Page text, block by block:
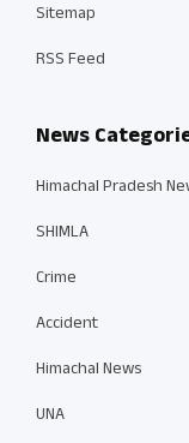
Sitemap
RSS Feed
News
Himachal Pradesh
SHIMLA
Crime
Accident
Himachal News
UNA